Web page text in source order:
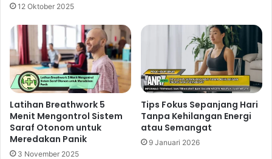
12 Oktober 2025
Latihan Breathwork 5
Menit Mengontrol Sistem
Saraf Otonom untuk
Meredakan Panik
3 November 2025
Tips Fokus Sepanjang Hari
Tanpa Kehilangan Energi
atau Semangat
9 Januari 2026